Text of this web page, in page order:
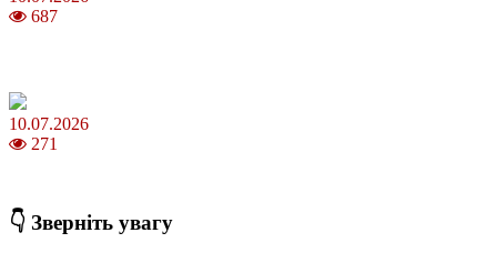
687
10.07.2026
271
👇 Зверніть увагу